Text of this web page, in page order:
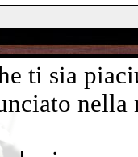
ti sia